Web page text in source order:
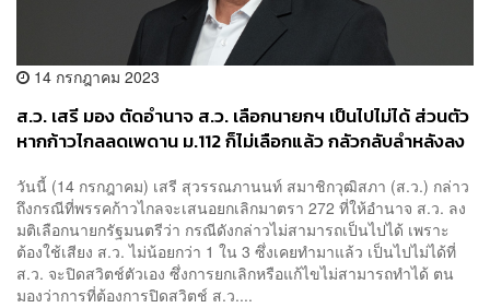
14 กรกฎาคม 2023
ส.ว. เสรี มอง ตัดอำนาจ ส.ว. เลือกนายกฯ เป็นไปไม่ได้ ส่วนตัว
หากก้าวไกลลดเพดาน ม.112 ก็ไม่เลือกแล้ว กลัวกลับลำหลังลง
วันนี้ (14 กรกฎาคม) เสรี สุวรรณภานนท์ สมาชิกวุฒิสภา (ส.ว.) กล่าว
ถึงกรณีที่พรรคก้าวไกลจะเสนอยกเลิกมาตรา 272 ที่ให้อำนาจ ส.ว. ลง
มติเลือกนายกรัฐมนตรีว่า กรณีดังกล่าวไม่สามารถเป็นไปได้ เพราะ
ต้องใช้เสียง ส.ว. ไม่น้อยกว่า 1 ใน 3 ซึ่งเคยทำมาแล้ว เป็นไปไม่ได้ที่
ส.ว. จะปิดสวิตช์ตัวเอง ซึ่งการยกเลิกหรือแก้ไขไม่สามารถทำได้ ตน
มองว่าการที่ต้องการปิดสวิตช์ ส.ว....